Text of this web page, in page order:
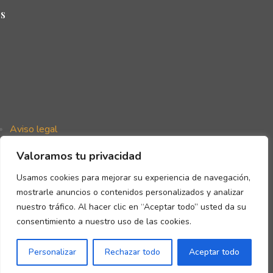
Valoramos tu privacidad
Usamos cookies para mejorar su experiencia de navegación,
mostrarle anuncios o contenidos personalizados y analizar
nuestro tráfico. Al hacer clic en “Aceptar todo” usted da su
consentimiento a nuestro uso de las cookies.
Personalizar Rechazar todo Aceptar todo
Aviso legal
Política de cookies
Declaración de accesibilidad
Copyright © Gómez de la Flor 2026